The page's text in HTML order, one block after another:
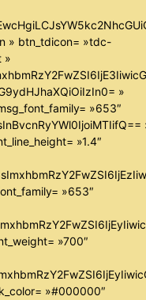
» btn_tdicon= »tdc-
»
»
»653″
»1.4″
»653″
»700″
»#000000″